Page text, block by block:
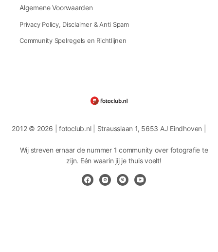
Algemene Voorwaarden
Privacy Policy, Disclaimer & Anti Spam
Community Spelregels en Richtlijnen
2012 © 2026 | fotoclub.nl | Strausslaan 1, 5653 AJ Eindhoven |
Wij streven ernaar de nummer 1 community over fotografie te
zijn. Eén waarin jij je thuis voelt!